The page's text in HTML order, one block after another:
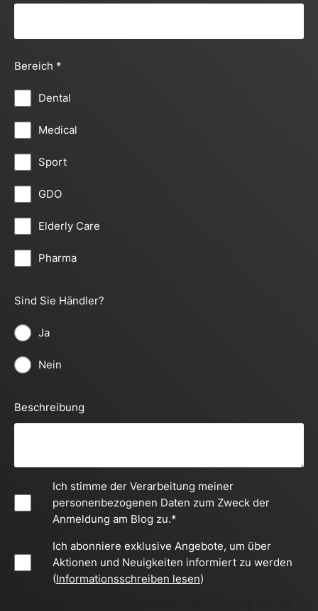
Bereich *
Dental
Medical
Sport
GDO
Elderly Care
Pharma
Sind Sie Händler?
Ja
Nein
Beschreibung
Ich stimme der Verarbeitung meiner
personenbezogenen Daten zum Zweck der
Anmeldung am Blog zu.*
Ich abonniere exklusive Angebote, um über
Aktionen und Neuigkeiten informiert zu werden
(Informationsschreiben lesen)